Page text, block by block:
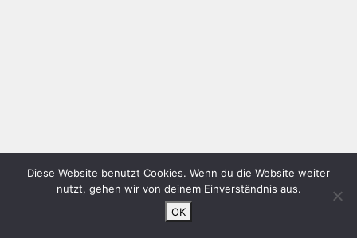
Diese Website benutzt Cookies. Wenn du die Website weiter
nutzt, gehen wir von deinem Einverständnis aus.
OK